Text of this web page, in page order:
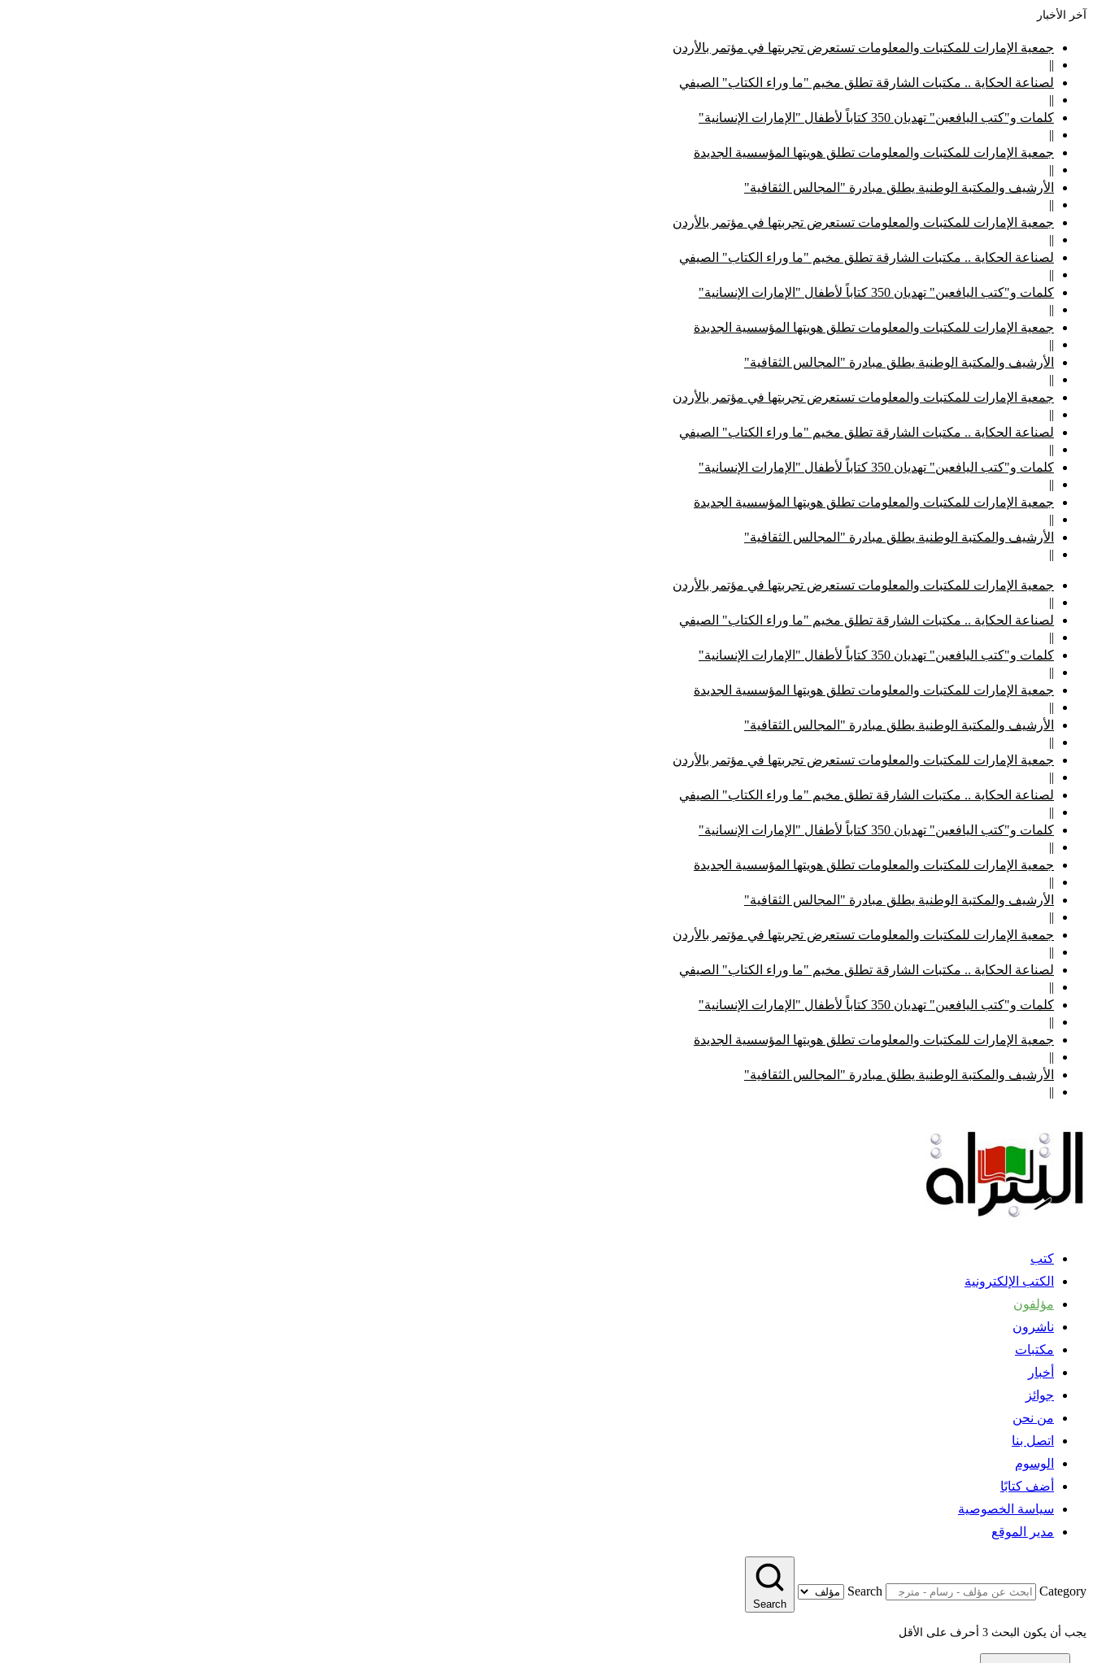
آخر الأخبار
جمعية الإمارات للمكتبات والمعلومات تستعرض تجربتها في مؤتمر بالأردن
||
لصناعة الحكاية .. مكتبات الشارقة تطلق مخيم "ما وراء الكتاب" الصيفي
||
كلمات و"كتب اليافعين" تهديان 350 كتاباً لأطفال "الإمارات الإنسانية"
||
جمعية الإمارات للمكتبات والمعلومات تطلق هويتها المؤسسية الجديدة
||
الأرشيف والمكتبة الوطنية يطلق مبادرة "المجالس الثقافية"
||
جمعية الإمارات للمكتبات والمعلومات تستعرض تجربتها في مؤتمر بالأردن
||
لصناعة الحكاية .. مكتبات الشارقة تطلق مخيم "ما وراء الكتاب" الصيفي
||
كلمات و"كتب اليافعين" تهديان 350 كتاباً لأطفال "الإمارات الإنسانية"
||
جمعية الإمارات للمكتبات والمعلومات تطلق هويتها المؤسسية الجديدة
||
الأرشيف والمكتبة الوطنية يطلق مبادرة "المجالس الثقافية"
||
جمعية الإمارات للمكتبات والمعلومات تستعرض تجربتها في مؤتمر بالأردن
||
لصناعة الحكاية .. مكتبات الشارقة تطلق مخيم "ما وراء الكتاب" الصيفي
||
كلمات و"كتب اليافعين" تهديان 350 كتاباً لأطفال "الإمارات الإنسانية"
||
جمعية الإمارات للمكتبات والمعلومات تطلق هويتها المؤسسية الجديدة
||
الأرشيف والمكتبة الوطنية يطلق مبادرة "المجالس الثقافية"
||
جمعية الإمارات للمكتبات والمعلومات تستعرض تجربتها في مؤتمر بالأردن
||
لصناعة الحكاية .. مكتبات الشارقة تطلق مخيم "ما وراء الكتاب" الصيفي
||
كلمات و"كتب اليافعين" تهديان 350 كتاباً لأطفال "الإمارات الإنسانية"
||
جمعية الإمارات للمكتبات والمعلومات تطلق هويتها المؤسسية الجديدة
||
الأرشيف والمكتبة الوطنية يطلق مبادرة "المجالس الثقافية"
||
جمعية الإمارات للمكتبات والمعلومات تستعرض تجربتها في مؤتمر بالأردن
||
لصناعة الحكاية .. مكتبات الشارقة تطلق مخيم "ما وراء الكتاب" الصيفي
||
كلمات و"كتب اليافعين" تهديان 350 كتاباً لأطفال "الإمارات الإنسانية"
||
جمعية الإمارات للمكتبات والمعلومات تطلق هويتها المؤسسية الجديدة
||
الأرشيف والمكتبة الوطنية يطلق مبادرة "المجالس الثقافية"
||
جمعية الإمارات للمكتبات والمعلومات تستعرض تجربتها في مؤتمر بالأردن
||
لصناعة الحكاية .. مكتبات الشارقة تطلق مخيم "ما وراء الكتاب" الصيفي
||
كلمات و"كتب اليافعين" تهديان 350 كتاباً لأطفال "الإمارات الإنسانية"
||
جمعية الإمارات للمكتبات والمعلومات تطلق هويتها المؤسسية الجديدة
||
الأرشيف والمكتبة الوطنية يطلق مبادرة "المجالس الثقافية"
||
كتب
الكتب الإلكترونية
مؤلفون
ناشرون
مكتبات
أخبار
جوائز
من نحن
اتصل بنا
الوسوم
أضف كتابًا
سياسة الخصوصية
مدير الموقع
Search Category
Search
يجب أن يكون البحث 3 أحرف على الأقل